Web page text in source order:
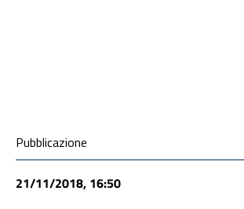
Condivisione social
Pubblicazione
21/11/2018, 16:50